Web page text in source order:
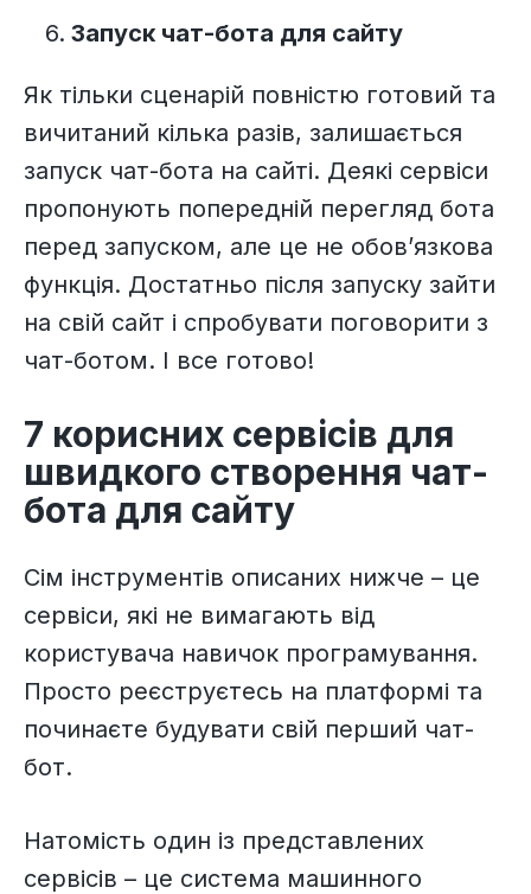
Запуск чат-бота для сайту
Як тільки сценарій повністю готовий та
вичитаний кілька разів, залишається
запуск чат-бота на сайті. Деякі сервіси
пропонують попередній перегляд бота
перед запуском, але це не обов’язкова
функція. Достатньо після запуску зайти
на свій сайт і спробувати поговорити з
чат-ботом. І все готово!
7 корисних сервісів для
швидкого створення чат-
бота для сайту
Сім інструментів описаних нижче – це
сервіси, які не вимагають від
користувача навичок програмування.
Просто реєструєтесь на платформі та
починаєте будувати свій перший чат-
бот.
Натомість один із представлених
сервісів – це система машинного